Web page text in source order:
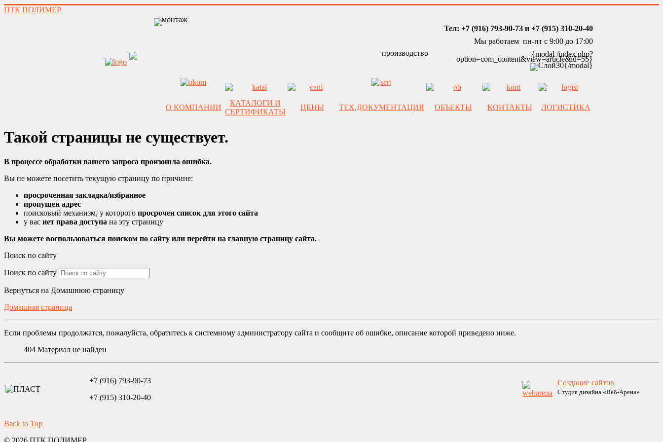
ПТК ПОЛИМЕР
Тел: +7 (916) 793-90-73 и +7 (915) 310-20-40
Мы работаем пн-пт с 9:00 до 17:00
{modal /index.php?
option=com_content&view=article&id=55}
{/modal}
О КОМПАНИИ
КАТАЛОГИ И
СЕРТИФИКАТЫ
ЦЕНЫ ТЕХ.ДОКУМЕНТАЦИЯ ОБЪЕКТЫ КОНТАКТЫ ЛОГИСТИКА
Такой страницы не существует.
В процессе обработки вашего запроса произошла ошибка.
Вы не можете посетить текущую страницу по причине:
просроченная закладка/избранное
пропущен адрес
поисковый механизм, у которого просрочен список для этого сайта
у вас нет права доступа на эту страницу
Вы можете воспользоваться поиском по сайту или перейти на главную страницу сайта.
Поиск по сайту
Поиск по сайту
Вернуться на Домашнюю страницу
Домашняя страница
Если проблемы продолжатся, пожалуйста, обратитесь к системному администратору сайта и сообщите об ошибке, описание которой приведено ниже.
404 Материал не найден
+7 (916) 793-90-73
+7 (915) 310-20-40
Создание сайтов
Студия дизайна «Веб-Арена»
Back to Top
© 2026 ПТК ПОЛИМЕР